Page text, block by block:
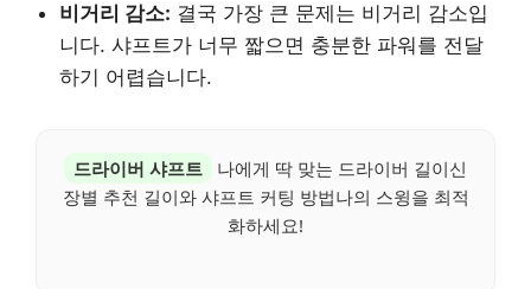
비거리 감소: 결국 가장 큰 문제는 비거리 감소입
니다. 샤프트가 너무 짧으면 충분한 파워를 전달
하기 어렵습니다.
드라이버 샤프트
나에게 딱 맞는 드라이버 길이신
장별 추천 길이와 샤프트 커팅 방법나의 스윙을 최적
화하세요!